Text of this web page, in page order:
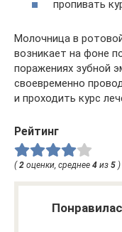
пропивать
Молочница в
возникает на фоне
поражениях зубной
своевременно
и проходить курс
Рейтинг
(2 оценки, среднее 4 из 5 )